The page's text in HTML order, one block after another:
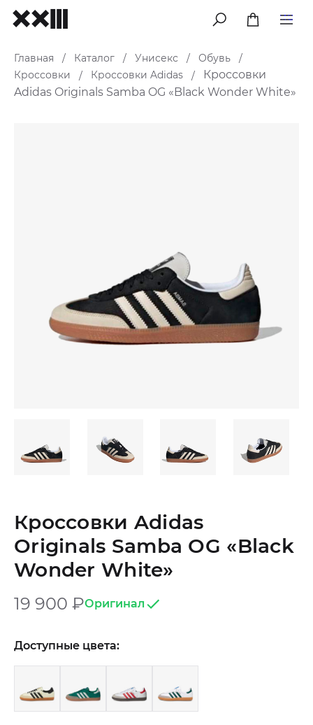
меню
Главная / Каталог / Унисекс / Обувь
/
Кроссовки
/ Кроссовки Adidas /
Кроссовки
Adidas Originals Samba OG «Black Wonder White»
Кроссовки Adidas
Originals Samba OG «Black
Wonder White»
19 900 ₽Оригинал
Доступные цвета: